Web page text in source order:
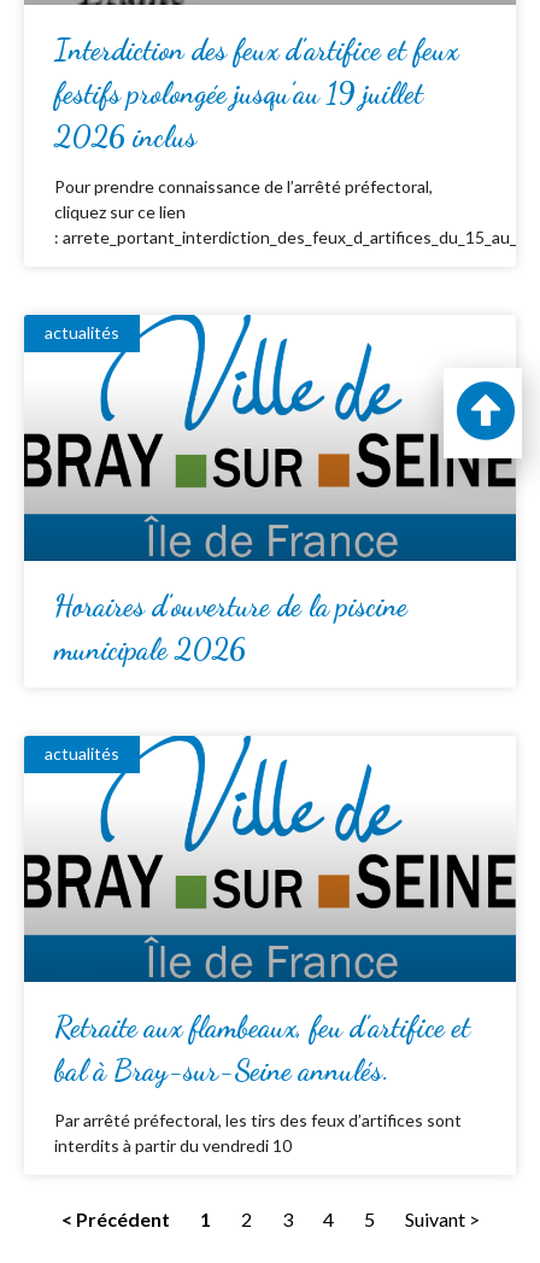
Interdiction des feux d’artifice et feux
festifs prolongée jusqu’au 19 juillet
2026 inclus
Pour prendre connaissance de l’arrêté préfectoral,
cliquez sur ce lien
:
actualités
Horaires d’ouverture de la piscine
municipale 2026
actualités
Retraite aux flambeaux, feu d’artifice et
bal à Bray-sur-Seine annulés.
Par arrêté préfectoral, les tirs des feux d’artifices sont
interdits à partir du vendredi 10
< Précédent 1 2 3 4 5 Suivant >